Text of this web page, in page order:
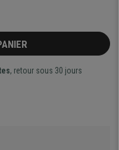
, retour sous 30 jours